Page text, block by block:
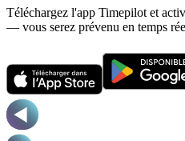
Téléchargez l'app Timepilot et
— vous serez prévenu en temps